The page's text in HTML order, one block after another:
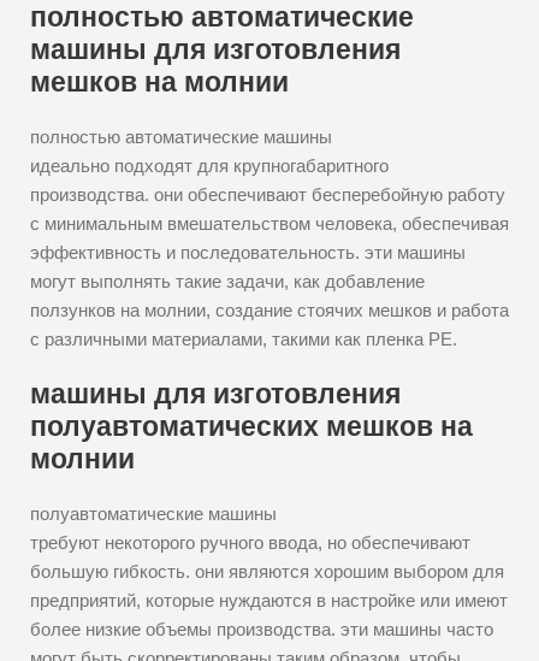
полностью автоматические
машины для изготовления
мешков на молнии
полностью автоматические машины
идеально подходят для крупногабаритного
производства. они обеспечивают бесперебойную работу
с минимальным вмешательством человека, обеспечивая
эффективность и последовательность. эти машины
могут выполнять такие задачи, как добавление
ползунков на молнии, создание стоячих мешков и работа
с различными материалами, такими как пленка PE.
машины для изготовления
полуавтоматических мешков на
молнии
полуавтоматические машины
требуют некоторого ручного ввода, но обеспечивают
большую гибкость. они являются хорошим выбором для
предприятий, которые нуждаются в настройке или имеют
более низкие объемы производства. эти машины часто